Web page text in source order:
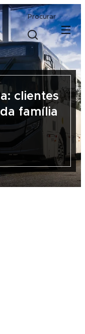
Procurar
clientes
família